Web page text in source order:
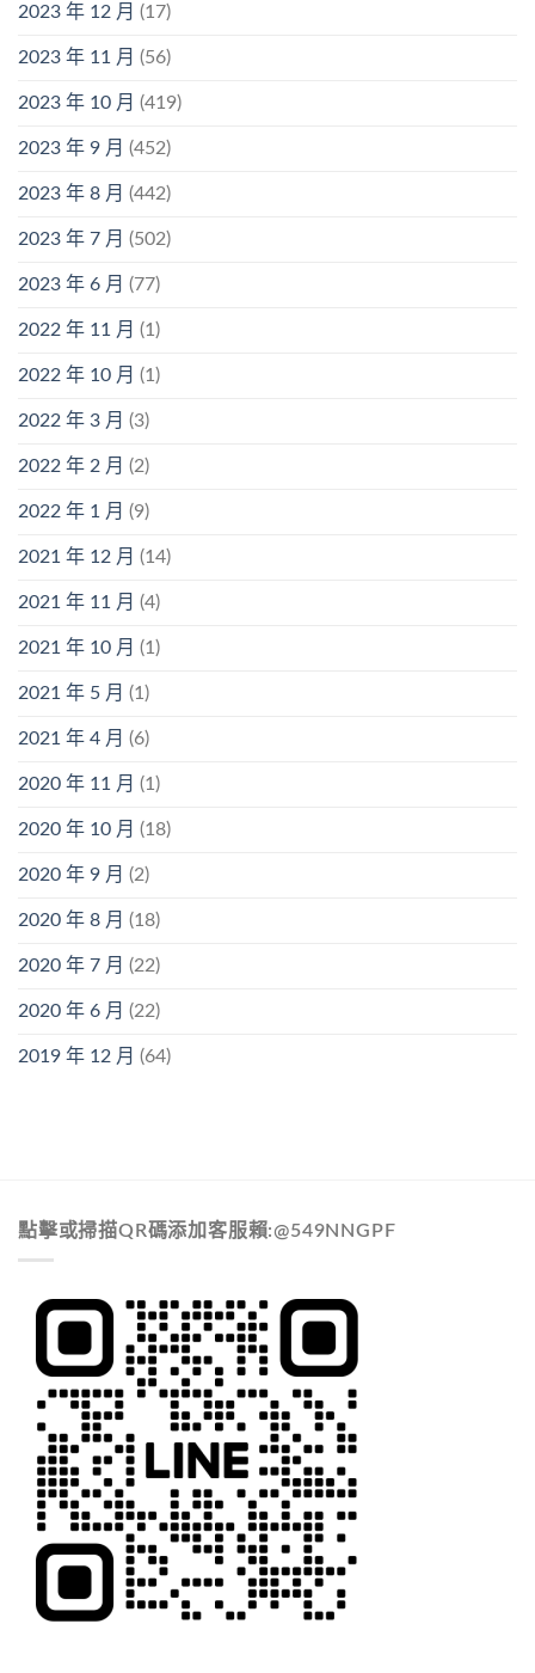
2023 年 12 月 (17)
2023 年 11 月 (56)
2023 年 10 月 (419)
2023 年 9 月 (452)
2023 年 8 月 (442)
2023 年 7 月 (502)
2023 年 6 月 (77)
2022 年 11 月 (1)
2022 年 10 月 (1)
2022 年 3 月 (3)
2022 年 2 月 (2)
2022 年 1 月 (9)
2021 年 12 月 (14)
2021 年 11 月 (4)
2021 年 10 月 (1)
2021 年 5 月 (1)
2021 年 4 月 (6)
2020 年 11 月 (1)
2020 年 10 月 (18)
2020 年 9 月 (2)
2020 年 8 月 (18)
2020 年 7 月 (22)
2020 年 6 月 (22)
2019 年 12 月 (64)
點擊或掃描QR碼添加客服賴:@549NNGPF